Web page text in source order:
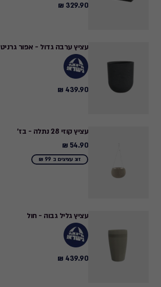
329.90
329.90 ₪
עציץ ערבה גדול - אפור גרניט
439.90
439.90 ₪
עציץ קוזי 28 נתלה - בז'
54.90
₪
54.90 ₪
זוג עציצים ב 99 ₪
עציץ גליל גבוה - חול
439.90
439.90 ₪